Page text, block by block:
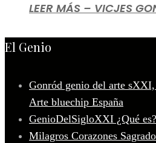
LEER MÁS – VICJES
El Genio
Gonród genio del arte
Arte bluechip España
GenioDelSigloXXI ¿Qué
Milagros Corazones